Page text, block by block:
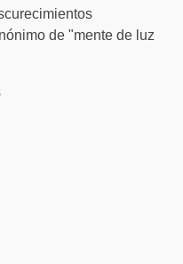
de "mente de luz